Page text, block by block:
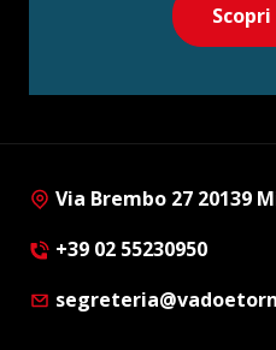
Via Brembo 27 20139
+39 02 55230950